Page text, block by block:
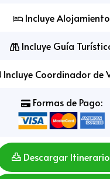
Incluye Alojamiento
Incluye Guía
Incluye Coordinador de
Formas de Pago:
Descargar Itinerario